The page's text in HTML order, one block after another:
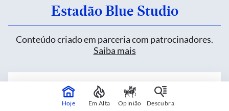
Estadão Blue Studio
Conteúdo criado em parceria com patrocinadores.
Saiba mais
Nova retroescavadeira JCB 3CX PLUS
define uma nova era nas operações de
Hoje Em Alta Opinião Descubra